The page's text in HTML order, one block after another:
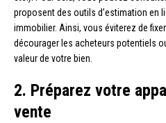
proposent des outils d’estimation en
immobilier. Ainsi, vous éviterez de
décourager les acheteurs potentiels
valeur de votre bien.
2. Préparez votre
vente